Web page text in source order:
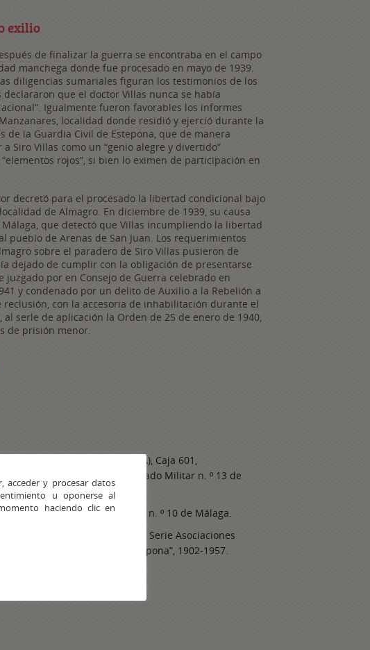
exilio
de finalizar la guerra se encontraba en el campo
manchega donde fue procesado en mayo de 1939.
diligencias sumariales figuran los testimonios de los
que el doctor Villas nunca se había
Igualmente fueron favorables los informes
localidad donde residió y ejerció durante la
de la Guardia Civil de Estepona, que de manera
Siro Villas como un “genio alegre y divertido”
rojos”, si bien lo eximen de participación en
decretó para el procesado la libertad condicional bajo
de Almagro. En diciembre de 1939, su causa
Málaga, que detectó que Villas incumpliendo la libertad
pueblo de Arenas de San Juan. Los requerimientos
sobre el paradero de Siro Villas pusieron de
dejado de cumplir con la obligación de presentarse
juzgado por en Consejo de Guerra celebrado en
y condenado por un delito de Auxilio a la Rebelión a
reclusión, con la accesoria de inhabilitación durante el
serle de aplicación la Orden de 25 de enero de 1940,
de prisión menor.
n. º 24 de Málaga (AJTMMA), Caja 601,
n. º 48/1937” del Juzgado Militar n. º 13 de
4586/1939” del Juzgado Militar n. º 10 de Málaga.
Sección Gobierno Civil, Serie Asociaciones
de Asociaciones de Estepona”, 1902-1957.
acceder y procesar datos
u oponerse al
haciendo clic en